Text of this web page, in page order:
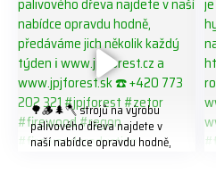
🌳🪵🌲🪓 strojů na výrobu
palivového dřeva najdete v
naší nabídce opravdu hodně,